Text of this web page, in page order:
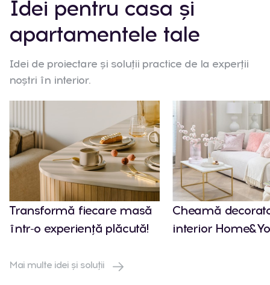
Idei pentru casa și
apartamentele tale
Idei de proiectare și soluții practice de la experții
noștri în interior.
Transformă fiecare masă
într-o experiență plăcută!
Cheamă
interior
Mai multe idei și soluții